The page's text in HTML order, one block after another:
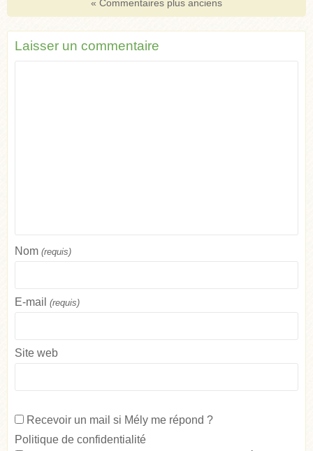
« Commentaires plus anciens
Laisser un commentaire
Nom (requis)
E-mail (requis)
Site web
Recevoir un mail si Mély me répond ?
Politique de confidentialité